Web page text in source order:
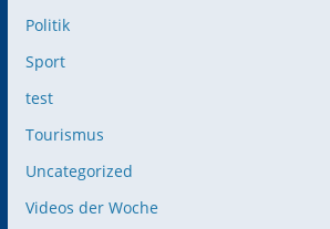
Politik
Sport
test
Tourismus
Uncategorized
Videos der Woche